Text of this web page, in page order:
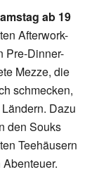
ab 19
Afterwork-
Pre-Dinner-
Mezze, die
schmecken,
Dazu
den Souks
Teehäusern